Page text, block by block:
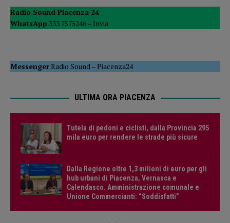
Radio Sound Piacenza 24
WhatsApp 333 7575246 – Invia
MessengerRadio Sound –Piacenza24
ULTIMA ORA PIACENZA
Tutela di pedoni e ciclisti, dalla Provincia 295
mila euro per rendere le strade più sicure
Dalla Regione oltre 1,3 milioni di euro per gli
hub urbani di Piacenza, Vernasca e
Calendasco. Amministrazione comunale e
Unione Commercianti: “Soddisfatti”